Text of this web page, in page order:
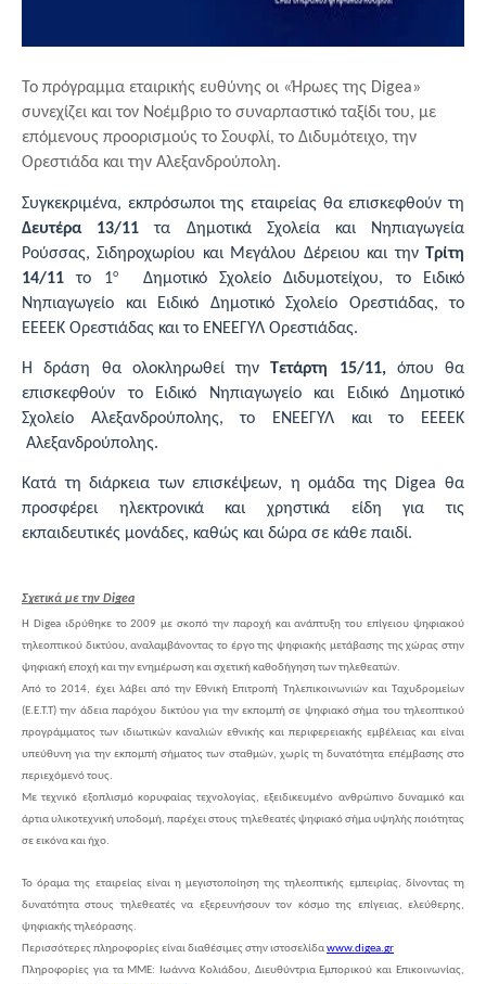
Το πρόγραμμα εταιρικής ευθύνης οι «Ήρωες της Digea»
συνεχίζει και τον Νοέμβριο το συναρπαστικό ταξίδι του, με
επόμενους προορισμούς το Σουφλί, το Διδυμότειχο, την
Ορεστιάδα και την Αλεξανδρούπολη.
Συγκεκριμένα, εκπρόσωποι της εταιρείας θα επισκεφθούν τη
Δευτέρα 13/11 τα Δημοτικά Σχολεία και Νηπιαγωγεία
Ρούσσας, Σιδηροχωρίου και Μεγάλου Δέρειου και την Τρίτη
14/11 το 1οΔημοτικό Σχολείο Διδυμοτείχου, το Ειδικό
Νηπιαγωγείο και Ειδικό Δημοτικό Σχολείο Ορεστιάδας, το
ΕΕΕΕΚ Ορεστιάδας και το ΕΝΕΕΓΥΛ Ορεστιάδας.
H δράση θα ολοκληρωθεί τηνΤετάρτη 15/11,όπου θα
επισκεφθούν το Ειδικό Νηπιαγωγείο και Ειδικό Δημοτικό
Σχολείο Αλεξανδρούπολης, το ΕΝΕΕΓΥΛ και το ΕΕΕΕΚ
Αλεξανδρούπολης.
Κατά τη διάρκεια των επισκέψεων, η ομάδα της Digea θα
προσφέρει ηλεκτρονικά και χρηστικά είδη για τις
εκπαιδευτικές μονάδες, καθώς και δώρα σε κάθε παιδί.
Σχετικά με την Digea
H Digea ιδρύθηκε το 2009 με σκοπό την παροχή και ανάπτυξη του επίγειου ψηφιακού
τηλεοπτικού δικτύου, αναλαμβάνοντας το έργο της ψηφιακής μετάβασης της χώρας στην
ψηφιακή εποχή και την ενημέρωση και σχετική καθοδήγηση των τηλεθεατών.
Από το 2014, έχει λάβει από την Εθνική Επιτροπή Τηλεπικοινωνιών και Ταχυδρομείων
(Ε.Ε.Τ.Τ) την άδεια παρόχου δικτύου για την εκπομπή σε ψηφιακό σήμα του τηλεοπτικού
προγράμματος των ιδιωτικών καναλιών εθνικής και περιφερειακής εμβέλειας και είναι
υπεύθυνη για την εκπομπή σήματος των σταθμών, χωρίς τη δυνατότητα επέμβασης στο
περιεχόμενό τους.
Με τεχνικό εξοπλισμό κορυφαίας τεχνολογίας, εξειδικευμένο ανθρώπινο δυναμικό και
άρτια υλικοτεχνική υποδομή, παρέχει στους τηλεθεατές ψηφιακό σήμα υψηλής ποιότητας
σε εικόνα και ήχο.
Το όραμα της εταιρείας είναι η μεγιστοποίηση της τηλεοπτικής εμπειρίας, δίνοντας τη
δυνατότητα στους τηλεθεατές να εξερευνήσουν τον κόσμο της επίγειας, ελεύθερης,
ψηφιακής τηλεόρασης.
Περισσότερες πληροφορίες είναι διαθέσιμες στην ιστοσελίδαwww.digea.gr
Πληροφορίες για τα ΜΜΕ: Ιωάννα Κολιάδου, Διευθύντρια Εμπορικού και Επικοινωνίας,